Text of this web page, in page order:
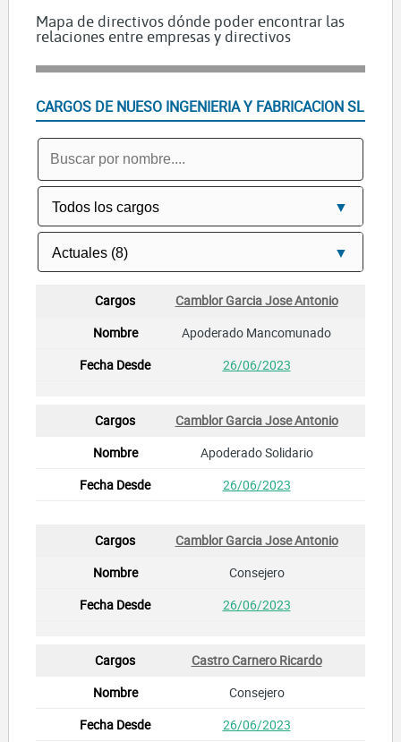
Mapa de directivos dónde poder encontrar las
relaciones entre empresas y directivos
CARGOS DE NUESO INGENIERIA Y FABRICACION SL
Camblor Garcia Jose Antonio
Apoderado Mancomunado
26/06/2023
Camblor Garcia Jose Antonio
Apoderado Solidario
26/06/2023
Camblor Garcia Jose Antonio
Consejero
26/06/2023
Castro Carnero Ricardo
Consejero
26/06/2023